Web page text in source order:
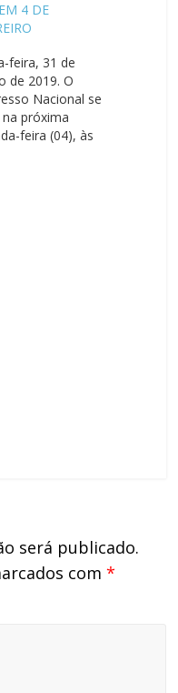
4 DE
feira, 31 de
de 2019. O
Nacional se
próxima
feira (04), às
será publicado.
com*